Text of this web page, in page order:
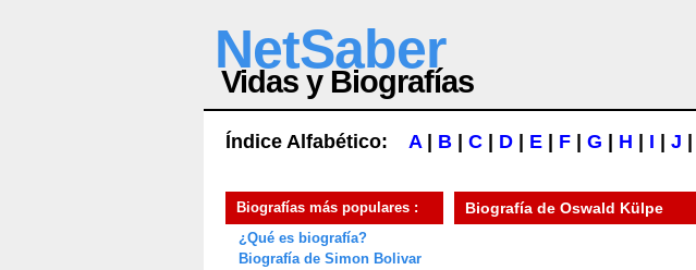
NetSaber
Vidas y Biografías
Índice Alfabético: A| B C D E F G H I J
Biografías más populares :
¿Qué es biografía?
Biografía de Simon Bolivar
Biografía de Oswald Külpe